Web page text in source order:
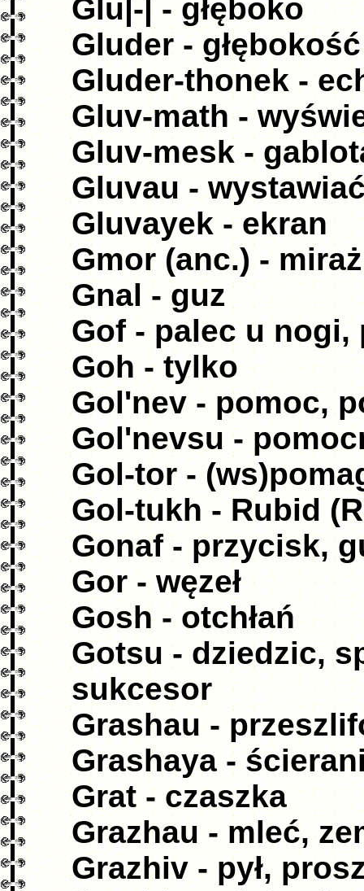
Glu|-| - głęboko
Gluder - głębokość
Gluder-thonek -
Gluv-math -
Gluv-mesk -
Gluvau -
Gluvayek - ekran
Gmor (anc.) - miraż
Gnal - guz
Gof - palec u nogi,
Goh - tylko
Gol'nev - pomoc,
Gol'nevsu -
Gol-tor -
Gol-tukh - Rubid
Gonaf - przycisk,
Gor - węzeł
Gosh - otchłań
Gotsu - dziedzic,
sukcesor
Grashau -
Grashaya -
Grat - czaszka
Grazhau - mleć,
Grazhiv - pył,